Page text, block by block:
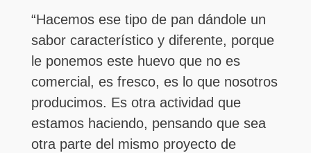
“Hacemos ese tipo de pan dándole un
sabor característico y diferente, porque
le ponemos este huevo que no es
comercial, es fresco, es lo que nosotros
producimos. Es otra actividad que
estamos haciendo, pensando que sea
otra parte del mismo proyecto de